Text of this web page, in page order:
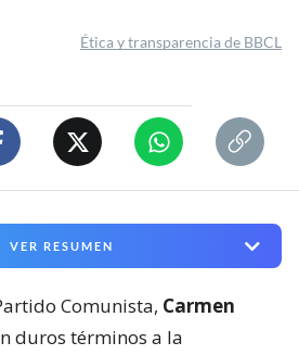
Ética y transparencia de BBCL
VER RESUMEN
Comunista, Carmen
duros términos a la